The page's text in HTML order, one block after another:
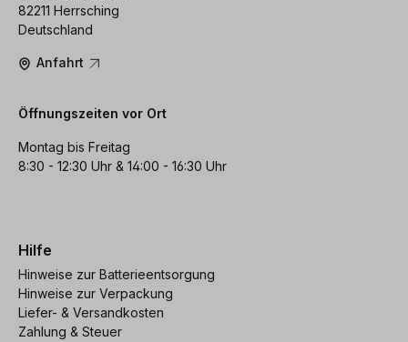
82211 Herrsching
Deutschland
Anfahrt
Öffnungszeiten vor Ort
Montag bis Freitag
8:30 - 12:30 Uhr & 14:00 - 16:30 Uhr
Hilfe
Hinweise zur Batterieentsorgung
Hinweise zur Verpackung
Liefer- & Versandkosten
Zahlung & Steuer